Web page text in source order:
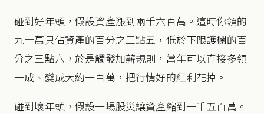
碰到好年頭，假設資產漲到兩千六百萬。這時你領的
九十萬只佔資產的百分之三點五，低於下限護欄的百
分之三點六，於是觸發加薪規則，當年可以直接多領
一成、變成大約一百萬，把行情好的紅利花掉。
碰到壞年頭，假設一場股災讓資產縮到一千五百萬。